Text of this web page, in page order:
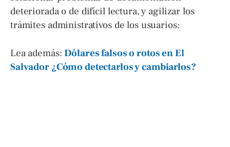
deteriorada o de difícil lectura, y agilizar los
trámites administrativos de los usuarios:
Lea además:Dólares falsos o rotos en El
Salvador ¿Cómo detectarlos y cambiarlos?